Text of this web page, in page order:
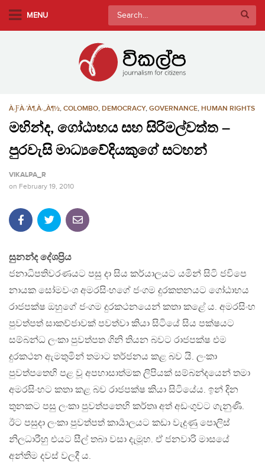
MENU
Search
for:
À·ƑÀ·’À¶‚À·„À¶½, COLOMBO, DEMOCRACY, GOVERNANCE, HUMAN RIGHTS
මහින්ද, ගෝඨාභය සහ සිරිමල්වත්ත –
පුරවැසි මාධ්‍යවේදියකුගේ සටහන්
VIKALPA_R
on February 19, 2010
සුනන්ද දේශප්‍රිය
ජනාධිපතිවරණයට පසු දා සිය කර්යාලයට යමින් සිටි ජවිපෙ
නායක සෝමවංශ අමරසිංහගේ ජංගම දුරකතනයට ගෝඨාභය
රාජපක්ෂ ඔහුගේ ජංගම දුරකථනයෙන් කතා කළේ ය. අමරසිංහ
පුවත්පත් සාකච්ජාවක් පවත්වා කියා සිටියේ සිය පක්ෂයට
සම්බන්ධ ලංකා පුවත්පත ගිනි තියන බවට රාජපක්ෂ එම
දුරකථන ඇමතුමින් තමාට තර්ජනය කළ බව යි. ලංකා
පුවත්පතෙහි පළ වූ අපහාසාත්මක ලිපියක් සම්බන්දයෙන් තමා
අමරසිංහට කතා කළ බව රාජපක්ෂ කියා සිටියේය. ඉන් දින
තුනකට පසු ලංකා පුවත්පතෙහි කර්තෘ අත් අඩංගුවට ගැනුණි.
ඊට පසුදා ලංකා පුවත්පත් කාර්‍යාලයට කඩා වැදුණු පොලිස්
නිලධාරීහු එයට සීල් තබා වසා දැමූහ. ඒ ජනවාරි මාසයේ
අන්තිම දවස් වලදී ය.